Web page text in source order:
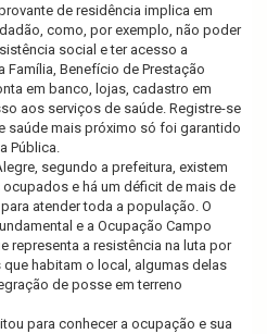
de residência implica em
como, por exemplo, não poder
social e ter acesso a
Benefício de Prestação
em banco, lojas, cadastro em
aos serviços de saúde. Registre-se
saúde mais próximo só foi garantido
Pública.
segundo a prefeitura, existem
e há um déficit de mais de
atender toda a população. O
e a Ocupação Campo
representa a resistência na luta por
habitam o local, algumas delas
de posse em terreno
para conhecer a ocupação e sua